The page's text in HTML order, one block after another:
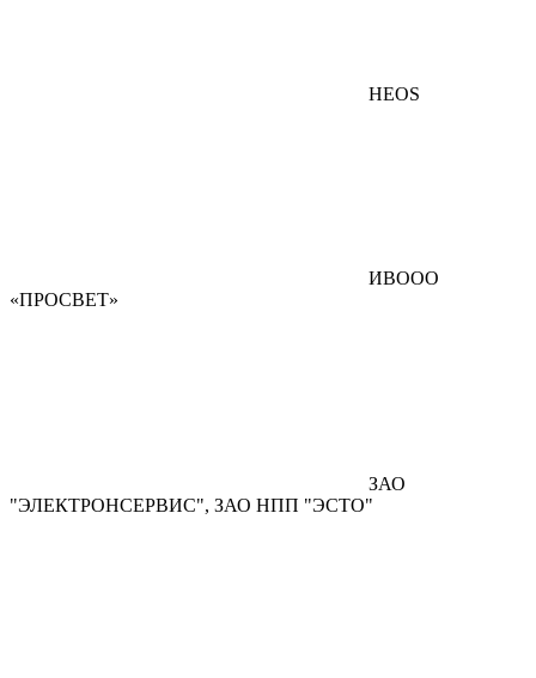
HEOS
ИВООО
«ПРОСВЕТ»
ЗАО
"ЭЛЕКТРОНСЕРВИС", ЗАО НПП "ЭСТО"